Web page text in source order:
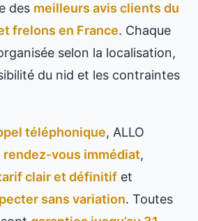
des meilleurs avis clients du
frelons en France. Chaque
selon la localisation,
du nid et les contraintes
téléphonique, ALLO
rendez-vous immédiat,
clair et définitif et
sans variation. Toutes